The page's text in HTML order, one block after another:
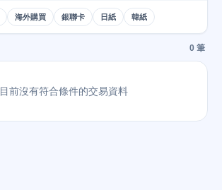
海外購買 銀聯卡 日紙 韓紙
0 筆
目前沒有符合條件的交易資料